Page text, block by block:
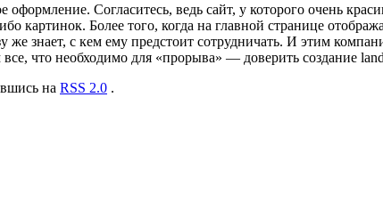
Согласитесь, ведь сайт, у которого очень
картинок. Более того, когда на главной странице
знает, с кем ему предстоит сотрудничать. И этим
что необходимо для «прорыва» — доверить создание
на RSS 2.0 .